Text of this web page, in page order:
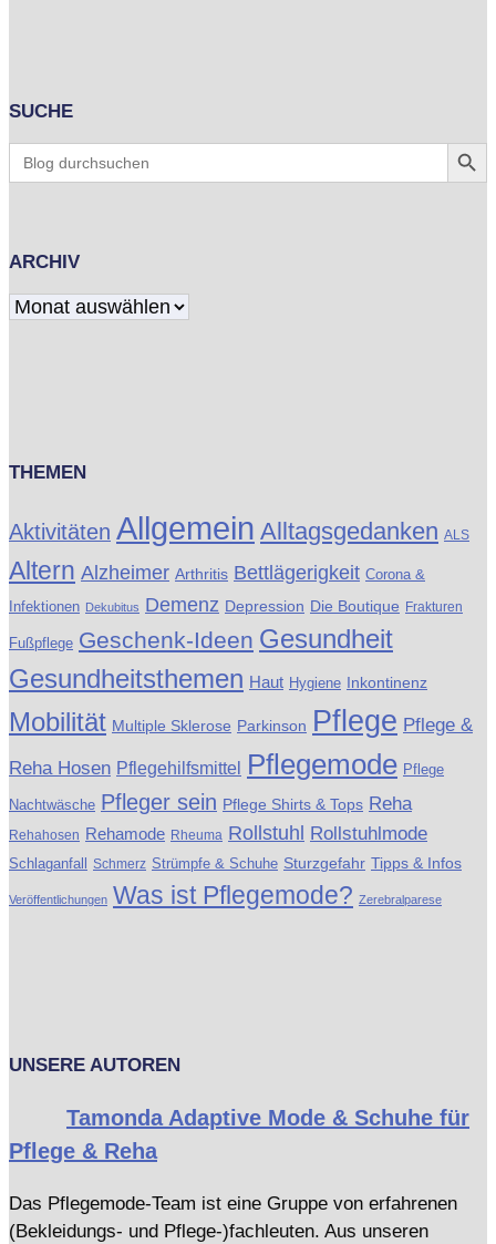
SUCHE
for:
Search
ARCHIV
Archiv
THEMEN
Aktivitäten Allgemein Alltagsgedanken ALS
Altern Alzheimer Arthritis Bettlägerigkeit Corona &
Infektionen Dekubitus Demenz Depression Die Boutique Frakturen
Fußpflege Geschenk-Ideen Gesundheit
Gesundheitsthemen Haut Hygiene Inkontinenz
Mobilität Multiple Sklerose Parkinson Pflege Pflege &
Reha Hosen Pflegehilfsmittel Pflegemode Pflege
Nachtwäsche Pfleger sein Pflege Shirts & Tops Reha
Rehahosen Rehamode Rheuma Rollstuhl Rollstuhlmode
Schlaganfall Schmerz Strümpfe & Schuhe Sturzgefahr Tipps & Infos
Veröffentlichungen Was ist Pflegemode? Zerebralparese
UNSERE AUTOREN
Tamonda Adaptive Mode & Schuhe für
Pflege & Reha
Das Pflegemode-Team ist eine Gruppe von erfahrenen
(Bekleidungs- und Pflege-)fachleuten. Aus unseren